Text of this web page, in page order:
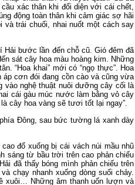
xác thân khi đối diện với cái chết,
động toàn thân khi cảm giác sợ hãi
trái chuối, nhai nuốt một cách say
Hải bước lần đến chỗ cũ. Gió đêm đã
sát cây hoa màu hoàng kim. Những
“Hoa khai” mới có “ngọ thực”. Hoa
cơn đói đang cồn cào và cũng vừa
vào nghệ thuật nuôi dưỡng cây cối là
cái gàu múc nước làm bằng vỏ cây
cây hoa vàng sẽ tươi tốt lại ngay”.
Đông, sau bức tường lá xanh dày
đổ xuống bị cái vách núi mầu nhũ
sáng từ bầu trời trên cao phản chiếu
đã thấy bóng mình phản chiếu trên
chạy nhanh xuống dòng suối chảy.
xuôi… Những âm thanh uốn lượn và